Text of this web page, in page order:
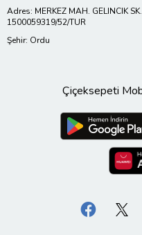
Adres: MERKEZ MAH. GELINCIK
1500059319/52/TUR
Şehir: Ordu
Çiçeksepeti